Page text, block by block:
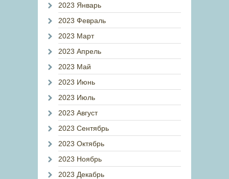
2023 Январь
2023 Февраль
2023 Март
2023 Апрель
2023 Май
2023 Июнь
2023 Июль
2023 Август
2023 Сентябрь
2023 Октябрь
2023 Ноябрь
2023 Декабрь